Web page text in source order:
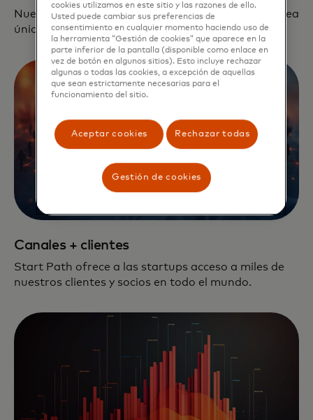
Nuestro equipo se dedica a crear un pipeline que sea
único y relevante para cada compañía.
Canales + clientes
Start Path ofrece a las startups acceso a miles de
nuestros clientes y socios en todo el mundo.
cookies utilizamos en este sitio y las razones de ello.
Usted puede cambiar sus preferencias de
consentimiento en cualquier momento haciendo uso de
la herramienta “Gestión de cookies” que aparece en la
parte inferior de la pantalla (disponible como enlace en
vez de botón en algunos sitios). Esto incluye rechazar
algunas o todas las cookies, a excepción de aquellas
que sean estrictamente necesarias para el
funcionamiento del sitio.
Aceptar cookies Rechazar todas
Gestión de cookies